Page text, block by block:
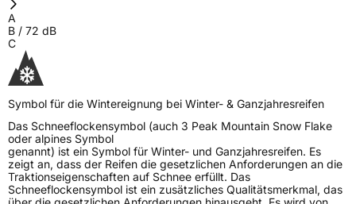
A
B / 72 dB
C
Symbol für die Wintereignung bei Winter- & Ganzjahresreifen
Das Schneeflockensymbol (auch 3 Peak Mountain Snow Flake
oder alpines Symbol
genannt) ist ein Symbol für Winter- und Ganzjahresreifen. Es
zeigt an, dass der Reifen die gesetzlichen Anforderungen an die
Traktionseigenschaften auf Schnee erfüllt. Das
Schneeflockensymbol ist ein zusätzliches Qualitätsmerkmal, das